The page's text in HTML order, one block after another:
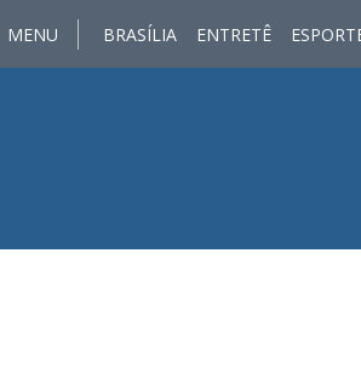
MENU BRASÍLIA ENTRETÊ